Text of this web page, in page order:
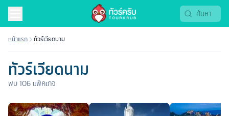
หน้าแรก ทัวร์เวียดนาม
ทัวร์เวียดนาม
พบ106 แพ็คเกจ
เมืองยอดนิยม